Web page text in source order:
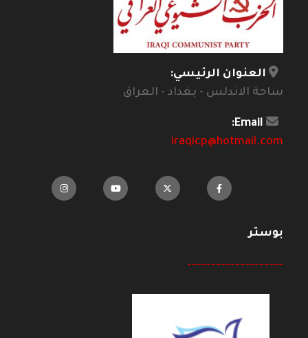
العنوان الرئيسي:
ساحة الاندلس - بغداد - العراق
Email:
iraqicp@hotmail.com
بوستر
--------------------